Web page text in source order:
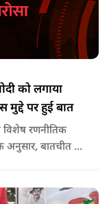
को लगाया
पर हुई बात
रणनीतिक
बातचीत की